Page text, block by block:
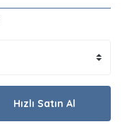
Hızlı Satın Al